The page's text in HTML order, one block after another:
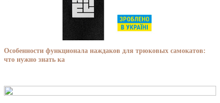
Особенности функционала наждаков для трюковых самокатов:
что нужно знать ка